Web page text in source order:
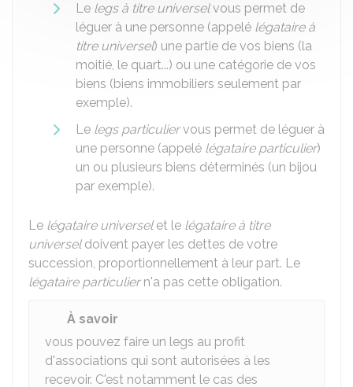
Le legs à titre universelvous permet de
léguer à une personne (appelé légataire à
titre universel) une partie de vos biens (la
moitié, le quart...) ou une catégorie de vos
biens (biens immobiliers seulement par
exemple).
Le legs particuliervous permet de léguer à
une personne (appelé légataire particulier)
un ou plusieurs biens déterminés (un bijou
par exemple).
Le légataire universelet le légataire à titre
universeldoivent payer les dettes de votre
succession, proportionnellement à leur part. Le
légataire particuliern'a pas cette obligation.
À savoir
vous pouvez faire un legs au profit
d'associations qui sont autorisées à les
recevoir. C'est notamment le cas des